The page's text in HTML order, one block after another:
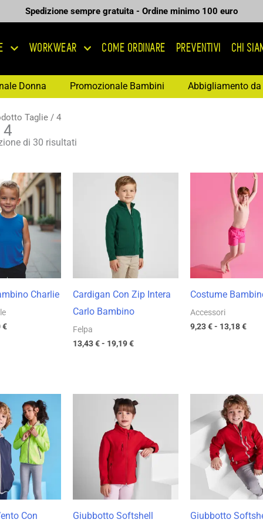
Spedizione sempre gratuita - Ordine minimo 100 euro
WORKWEAR COME ORDINARE PREVENTIVI CHI
Donna Promozionale Bambini Abbigliamento
Taglie / 4
4
di 30 risultati
Charlie
€
Fascia
di
prezzo:
da
3,08 €
4,40 €
Cardigan Con Zip Intera
Carlo Bambino
Felpa
13,43€- 19,19€
Fascia
di
prezzo:
da
13,43 €
a
19,19 €
Costume
Accessori
9,23€- 13,18€
di
da
9,23 €
a
Con
Fascia
di
prezzo:
da
12,99 €
a
18,56 €
Giubbotto Softshell
Fascia
di
prezzo:
da
21,10 €
a
30,14 €
Giubbotto
di
da
a